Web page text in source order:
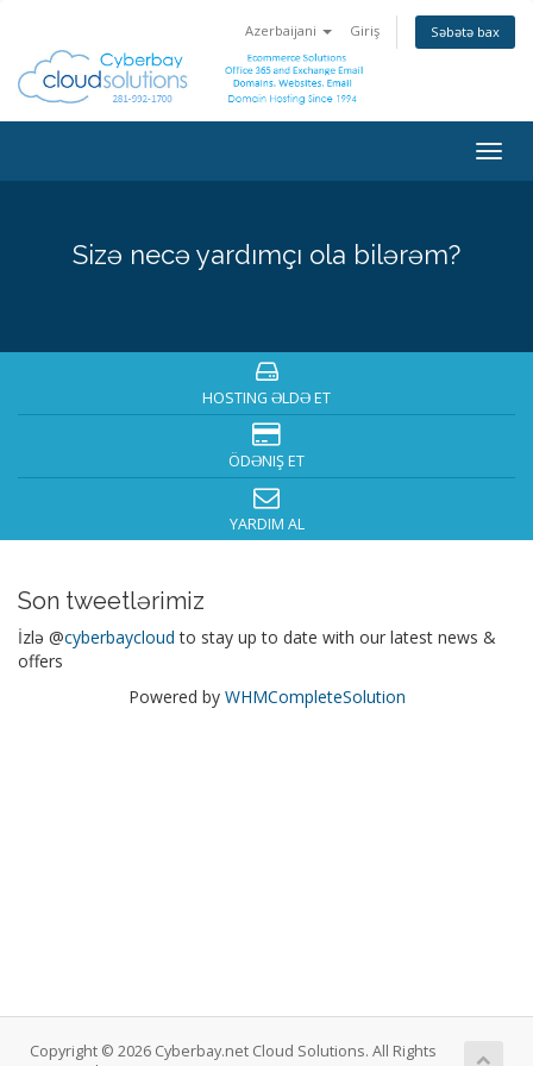
Azerbaijani Giriş Səbətə bax
Sizə necə yardımçı ola bilərəm?
HOSTING ƏLDƏ ET
ÖDƏNIŞ ET
YARDIM AL
Son tweetlərimiz
İzlə @cyberbaycloud to stay up to date with our latest news &
offers
Powered by WHMCompleteSolution
Copyright © 2026 Cyberbay.net Cloud Solutions. All Rights